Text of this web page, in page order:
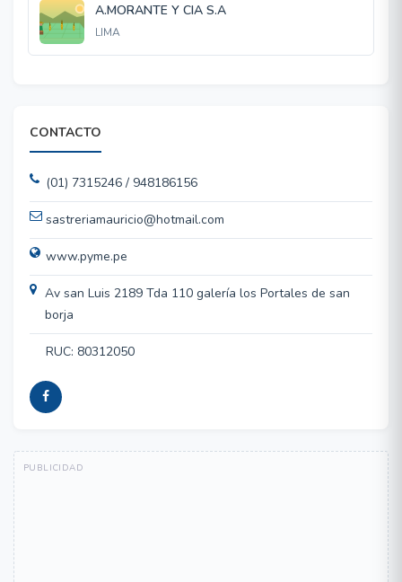
A.MORANTE Y CIA S.A
LIMA
CONTACTO
(01) 7315246 / 948186156
sastreriamauricio@hotmail.com
www.pyme.pe
Av san Luis 2189 Tda 110 galería los Portales de san
borja
RUC: 80312050